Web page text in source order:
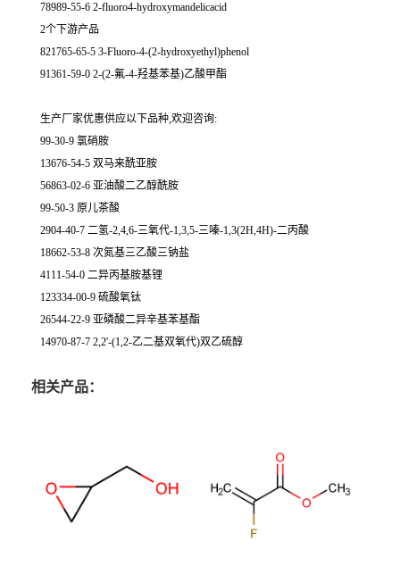
78989-55-6 2-fluoro4-hydroxymandelicacid
2个下游产品
821765-65-5 3-Fluoro-4-(2-hydroxyethyl)phenol
91361-59-0 2-(2-氟-4-羟基苯基)乙酸甲酯
生产厂家优惠供应以下品种,欢迎咨询:
99-30-9 氯硝胺
13676-54-5 双马来酰亚胺
56863-02-6 亚油酸二乙醇酰胺
99-50-3 原儿茶酸
2904-40-7 二氢-2,4,6-三氧代-1,3,5-三嗪-1,3(2H,4H)-二丙酸
18662-53-8 次氮基三乙酸三钠盐
4111-54-0 二异丙基胺基锂
123334-00-9 硫酸氧钛
26544-22-9 亚磷酸二异辛基苯基酯
14970-87-7 2,2'-(1,2-乙二基双氧代)双乙硫醇
相关产品：